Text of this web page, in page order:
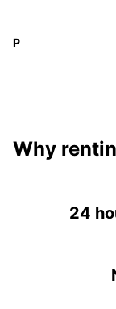
P
Why
24